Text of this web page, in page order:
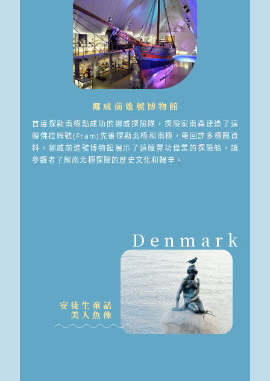
挪威前進號博物館
首度探勘南極點成功的挪威探險隊，探險家南森建造了這
艘佛拉姆號(Fram)先後探勘北極和南極，帶回許多極圈資
料。挪威前進號博物館展示了這艘豐功偉業的探險船，讓
參觀者了解南北極探險的歷史文化和艱辛。
Denmark
安徒生童話
美人魚像